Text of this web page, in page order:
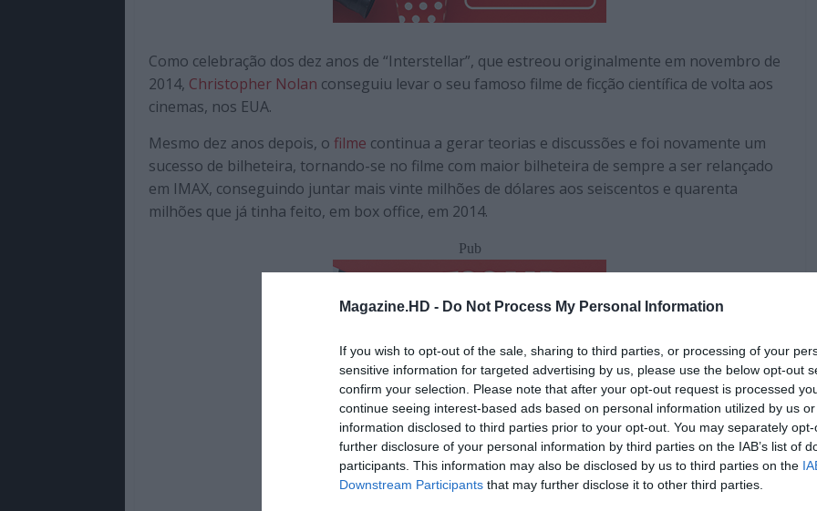
Magazine.HD - Do Not Process My Personal Information
If you wish to opt-out of the sale, sharing to third parties, or processing of your
sensitive information for targeted advertising by us, please use the below opt-out
confirm your selection. Please note that after your opt-out request is processed
continue seeing interest-based ads based on personal information utilized by us
information disclosed to third parties prior to your opt-out. You may separately
further disclosure of your personal information by third parties on the IAB’s list of
participants. This information may also be disclosed by us to third parties on the
Downstream Participants that may further disclose it to other third parties.
Como celebração dos dez anos de “Interstellar”, que estreou originalmente em novembro de
2014, Christopher Nolan conseguiu levar o seu famoso filme de ficção científica de volta aos
cinemas, nos EUA.
Mesmo dez anos depois, o filme continua a gerar teorias e discussões e foi novamente um
sucesso de bilheteira, tornando-se no filme com maior bilheteira de sempre a ser relançado
em IMAX, conseguindo juntar mais vinte milhões de dólares aos seiscentos e quarenta
milhões que já tinha feito, em box office, em 2014.
Pub